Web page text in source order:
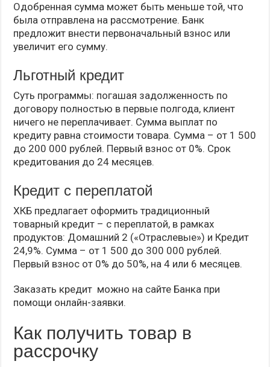
Одобренная сумма может быть меньше той, что
была отправлена на рассмотрение. Банк
предложит внести первоначальный взнос или
увеличит его сумму.
Льготный кредит
Суть программы: погашая задолженность по
договору полностью в первые полгода, клиент
ничего не переплачивает. Сумма выплат по
кредиту равна стоимости товара. Сумма – от 1 500
до 200 000 рублей. Первый взнос от 0%. Срок
кредитования до 24 месяцев.
Кредит с переплатой
ХКБ предлагает оформить традиционный
товарный кредит – с переплатой, в рамках
продуктов: Домашний 2 («Отраслевые») и Кредит
24,9%. Сумма – от 1 500 до 300 000 рублей.
Первый взнос от 0% до 50%, на 4 или 6 месяцев.
Заказать кредит можно на сайте Банка при
помощи онлайн-заявки.
Как получить товар в
рассрочку